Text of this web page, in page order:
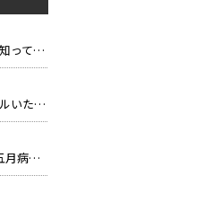
夏至って実はすごい日！？知って得する豆知識と長い一日の楽しみ方
ホームページをリニューアルいたしました。
5月がしんどい…それって五月病かも？